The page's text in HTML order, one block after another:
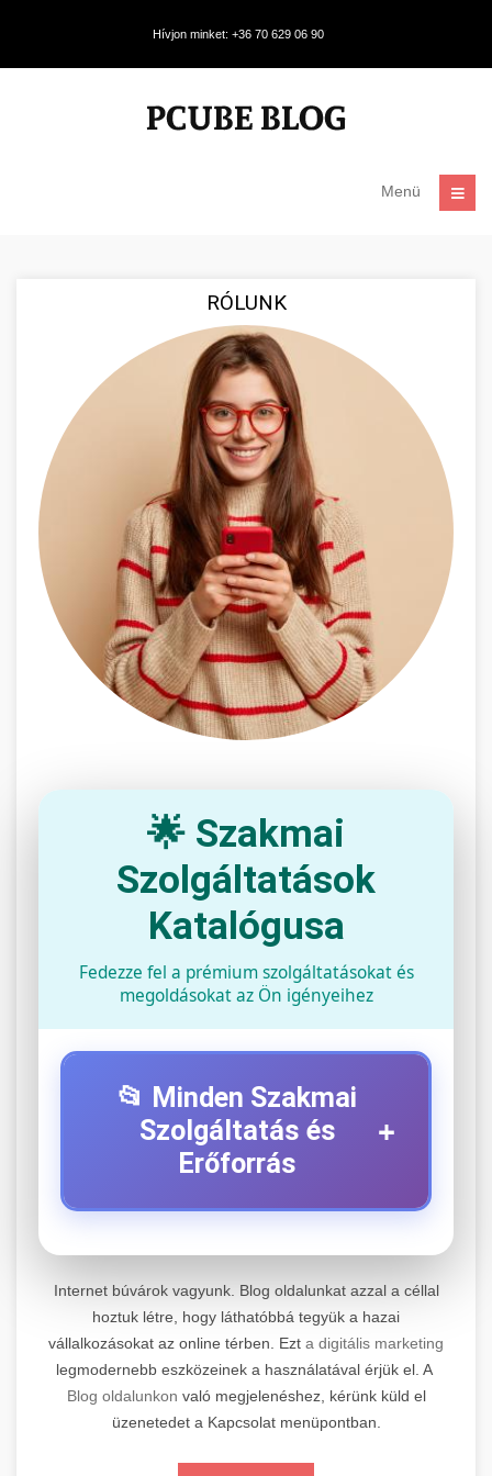
Hívjon minket: +36 70 629 06 90
Menü
RÓLUNK
🌟 Szakmai
Szolgáltatások
Katalógusa
Fedezze fel a prémium szolgáltatásokat és
megoldásokat az Ön igényeihez
📂 Minden Szakmai
Szolgáltatás és
Erőforrás
+
+
Professzionális elektromos roller javítási és
karbantartási szolgáltatások. Szakértő
technikusaink minőségi szervízt nyújtanak
minden jelentős márkához és modellhez.
Szervizközpont Látogatása
📊 2. Online Marketing
Ügynökség
+
Átfogó online marketing szolgáltatások,
beleértve a SEO-t, közösségi média kezelést és
Internet búvárok vagyunk. Blog oldalunkat azzal a céllal
hoztuk létre, hogy láthatóbbá tegyük a hazai
vállalkozásokat az online térben. Ezt a digitális marketing
legmodernebb eszközeinek a használatával érjük el. A
Blog oldalunkon való megjelenéshez, kérünk küld el
üzenetedet a Kapcsolat menüpontban.